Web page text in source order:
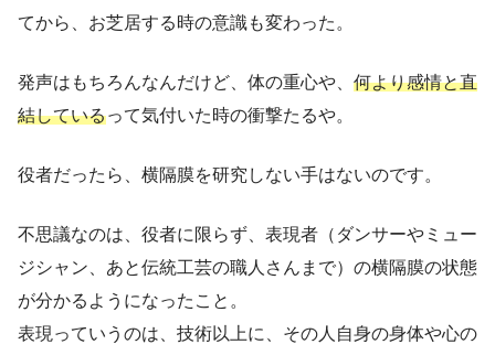
てから、お芝居する時の意識も変わった。
発声はもちろんなんだけど、体の重心や、 何より感情と直
結しているって気付いた時の衝撃たるや。
役者だったら、横隔膜を研究しない手はないのです。
不思議なのは、役者に限らず、表現者（ダンサーやミュー
ジシャン、あと伝統工芸の職人さんまで）の横隔膜の状態
が分かるようになったこと。
表現っていうのは、技術以上に、その人自身の身体や心の